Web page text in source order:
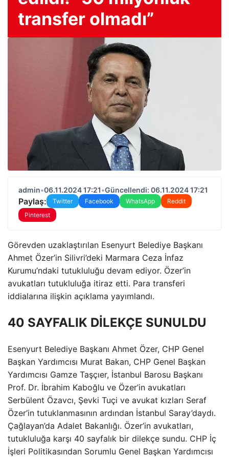
transfer olmadı”
admin•06.11.2024 17:21•Güncellendi: 06.11.2024 17:21
Paylaş: Twitter Facebook WhatsApp
Reddit
Pinterest
Görevden uzaklaştırılan Esenyurt Belediye Başkanı
Ahmet Özer’in Silivri’deki Marmara Ceza İnfaz
Kurumu’ndaki tutukluluğu devam ediyor. Özer’in
avukatları tutukluluğa itiraz etti. Para transferi
iddialarına ilişkin açıklama yayımlandı.
40 SAYFALIK DİLEKÇE SUNULDU
Esenyurt Belediye Başkanı Ahmet Özer, CHP Genel
Başkan Yardımcısı Murat Bakan, CHP Genel Başkan
Yardımcısı Gamze Taşçıer, İstanbul Barosu Başkanı
Prof. Dr. İbrahim Kaboğlu ve Özer’in avukatları
Serbülent Özavcı, Şevki Tuçi ve avukat kızları Seraf
Özer’in tutuklanmasının ardından İstanbul Saray’daydı.
Çağlayan’da Adalet Bakanlığı. Özer’in avukatları,
tutukluluğa karşı 40 sayfalık bir dilekçe sundu. CHP İç
İşleri Politikasından Sorumlu Genel Başkan Yardımcısı